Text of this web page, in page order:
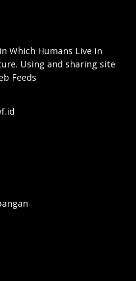
Which Humans Live in
Using and sharing site
Feeds